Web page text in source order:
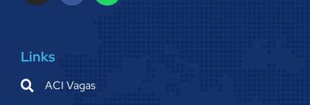
Links
ACI Vagas